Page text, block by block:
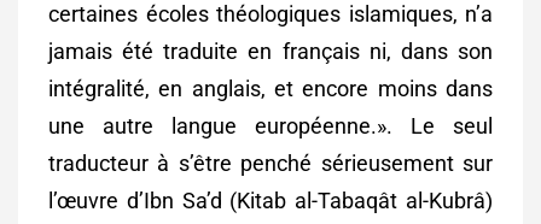
certaines écoles théologiques islamiques, n’a
jamais été traduite en français ni, dans son
intégralité, en anglais, et encore moins dans
une autre langue européenne.». Le seul
traducteur à s’être penché sérieusement sur
l’œuvre d’Ibn Sa’d (Kitab al-Tabaqât al-Kubrâ)